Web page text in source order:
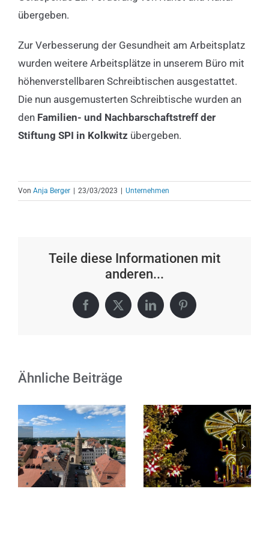
übergeben.
Zur Verbesserung der Gesundheit am Arbeitsplatz
wurden weitere Arbeitsplätze in unserem Büro mit
höhenverstellbaren Schreibtischen ausgestattet.
Die nun ausgemusterten Schreibtische wurden an
den Familien- und Nachbarschaftstreff der
Stiftung SPI in Kolkwitz übergeben.
Von Anja Berger 23/03/2023 Unternehmen
Teile diese Informationen mit
anderen...
Facebook
X LinkedInPinterest
Ähnliche Beiträge